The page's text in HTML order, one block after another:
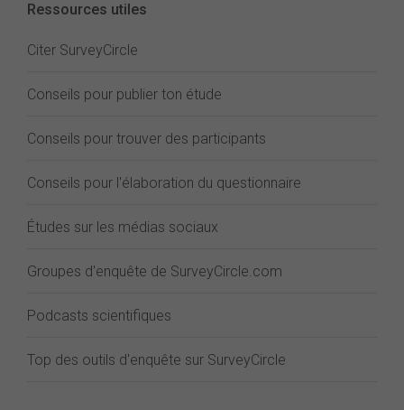
Ressources utiles
Citer SurveyCircle
Conseils pour publier ton étude
Conseils pour trouver des participants
Conseils pour l'élaboration du questionnaire
Études sur les médias sociaux
Groupes d'enquête de SurveyCircle.com
Podcasts scientifiques
Top des outils d'enquête sur SurveyCircle